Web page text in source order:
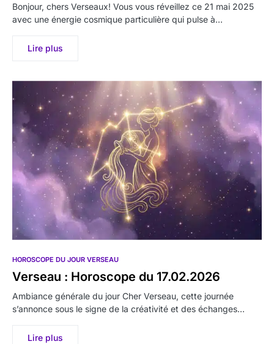
Bonjour, chers Verseaux! Vous vous réveillez ce 21 mai 2025
avec une énergie cosmique particulière qui pulse à…
Lire plus
HOROSCOPE DU JOUR VERSEAU
Verseau : Horoscope du 17.02.2026
Ambiance générale du jour Cher Verseau, cette journée
s’annonce sous le signe de la créativité et des échanges…
Lire plus